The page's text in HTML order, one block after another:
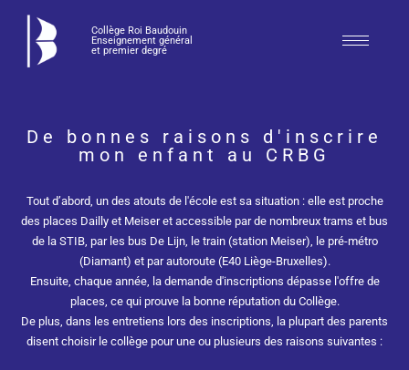
Collège Roi Baudouin
Enseignement général
et premier degré
De bonnes raisons d'inscrire
mon enfant au CRBG
Tout d’abord, un des atouts de l'école est sa situation : elle est proche
des places Dailly et Meiser et accessible par de nombreux trams et bus
de la STIB, par les bus De Lijn, le train (station Meiser), le pré-métro
(Diamant) et par autoroute (E40 Liège-Bruxelles).
Ensuite, chaque année, la demande d'inscriptions dépasse l'offre de
places, ce qui prouve la bonne réputation du Collège.
De plus, dans les entretiens lors des inscriptions, la plupart des parents
disent choisir le collège pour une ou plusieurs des raisons suivantes :